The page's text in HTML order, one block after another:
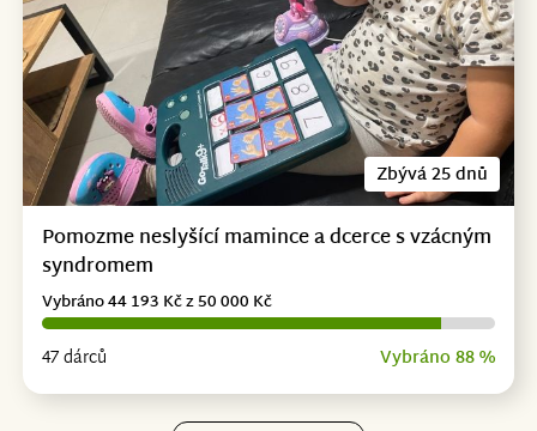
Zbývá 25 dnů
Pomozme neslyšící mamince a dcerce s vzácným
syndromem
47 dárců Vybráno 88 %
Vybráno 44 193 Kč z 50 000 Kč